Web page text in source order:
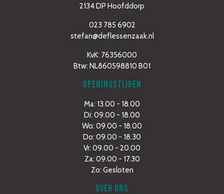
2134 DP Hoofddorp
023 785 6902
stefan@deflessenzaak.nl
KvK: 76356000
Btw: NL860598810 B01
OPENINGSTIJDEN
Ma: 13.00 - 18.00
Di: 09.00 - 18.00
Wo: 09.00 - 18.00
Do: 09.00 - 18.30
Vr: 09.00 - 20.00
Za: 09.00 - 17.30
Zo: Gesloten
OVER ONS